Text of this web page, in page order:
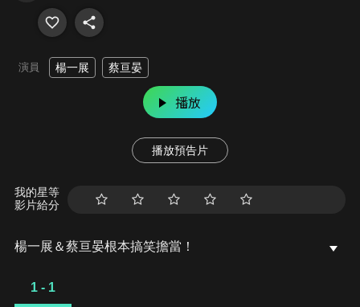
演員 楊一展 蔡亘晏
播放
播放預告片
我的星等
影片給分
楊一展＆蔡亘晏根本搞笑擔當！
1 - 1